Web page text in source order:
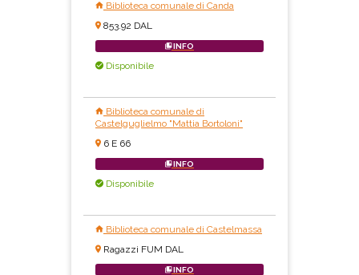
Biblioteca comunale di Canda
853.92 DAL
INFO
Disponibile
Biblioteca comunale di
Castelguglielmo "Mattia Bortoloni"
6 E 66
INFO
Disponibile
Biblioteca comunale di Castelmassa
Ragazzi FUM DAL
INFO